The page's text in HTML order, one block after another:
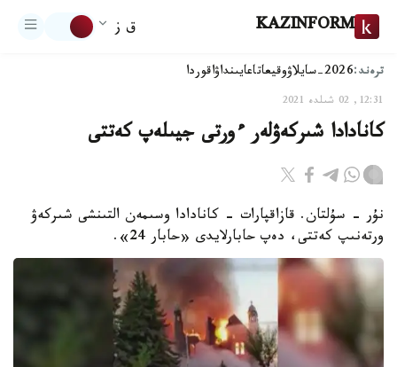
KAZINFORM ق ز
ترەند:2026-سايلاۋ وقيعاتاعايىنداۋاقوردا
12:31, 02 شىلدە 2021
كانادادا شىركەۋلەر ءورتى جيىلەپ كەتتى
نۇر - سۇلتان. قازاقپارات - كانادادا وسىمەن التىنشى شىركەۋ
ورتەنىپ كەتتى، دەپ حابارلايدى «حابار 24».